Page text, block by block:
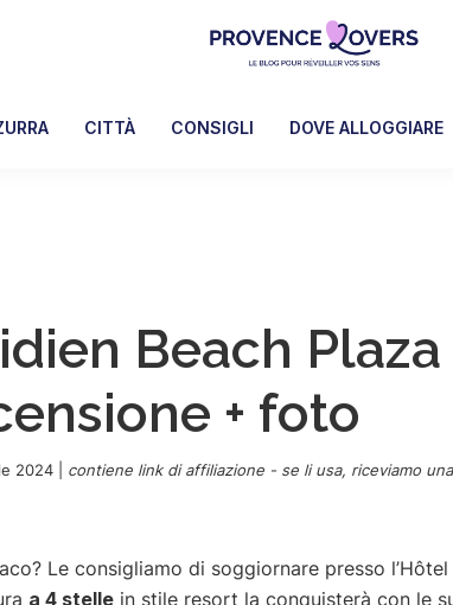
Lovers
risvegliare
blog
de
Claire
et
Manu
CITTÀ CONSIGLI DOVE ALLOGGIARE
Beach Plaza
+ foto
2024
contiene link di affiliazione - se li usa, riceviamo una
Le consigliamo di soggiornare presso l’Hôtel
a 4 stelle in stile resort la conquisterà con le